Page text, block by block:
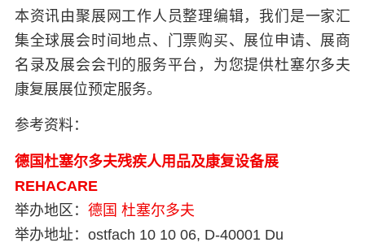
本资讯由聚展网工作人员整理编辑，我们是一家汇
集全球展会时间地点、门票购买、展位申请、展商
名录及展会会刊的服务平台，为您提供杜塞尔多夫
康复展展位预定服务。
参考资料：
德国杜塞尔多夫残疾人用品及康复设备展
REHACARE
举办地区： 德国 杜塞尔多夫
举办地址： ostfach 10 10 06, D-40001 Du